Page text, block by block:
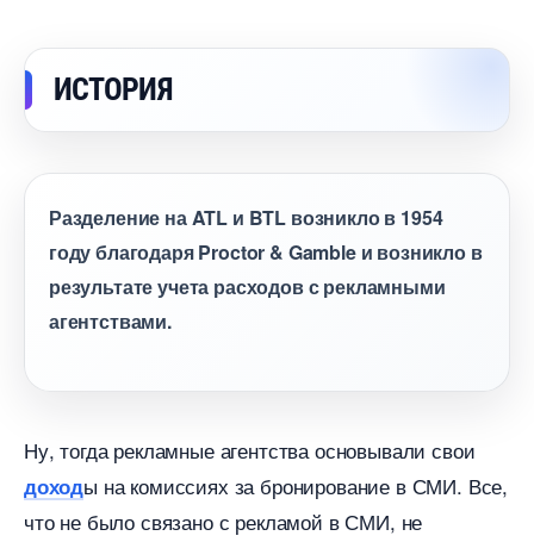
ИСТОРИЯ
Разделение на ATL и BTL возникло в 1954
оду благодаря Proctor & Gamble и возникло
результате учета расходов с рекламными
агентствами.
Ну, тогда рекламные агентства основывали свои
доходы на комиссиях за бронирование в СМИ. Все,
что не было связано с рекламой в СМИ, не